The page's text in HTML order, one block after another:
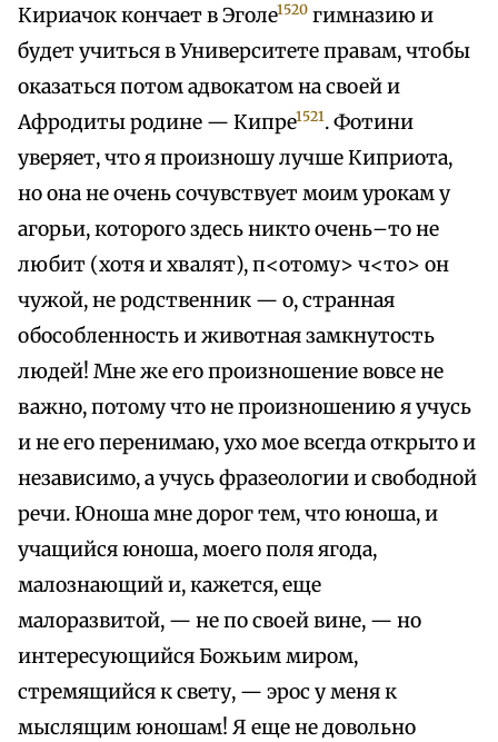
Кириачок кончает в Эголе1520 гимназию и
будет учиться в Университете правам, чтобы
оказаться потом адвокатом на своей и
Афродиты родине — Кипре1521. Фотини
уверяет, что я произношу лучше Киприота,
но она не очень сочувствует моим урокам у
агорьи, которого здесь никто очень–то не
любит (хотя и хвалят), п<отому> ч<то> он
чужой, не родственник — о, странная
обособленность и животная замкнутость
людей! Мне же его произношение вовсе не
важно, потому что не произношению я учусь
и не его перенимаю, ухо мое всегда открыто и
независимо, а учусь фразеологии и свободной
речи. Юноша мне дорог тем, что юноша, и
учащийся юноша, моего поля ягода,
малознающий и, кажется, еще
малоразвитой, — не по своей вине, — но
интересующийся Божьим миром,
стремящийся к свету, — эрос у меня к
мыслящим юношам! Я еще не довольно